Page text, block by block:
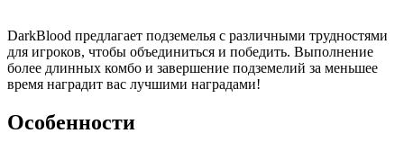
DarkBlood предлагает подземелья с различными трудностями
для игроков, чтобы объединиться и победить. Выполнение
более длинных комбо и завершение подземелий за меньшее
время наградит вас лучшими наградами!
Особенности